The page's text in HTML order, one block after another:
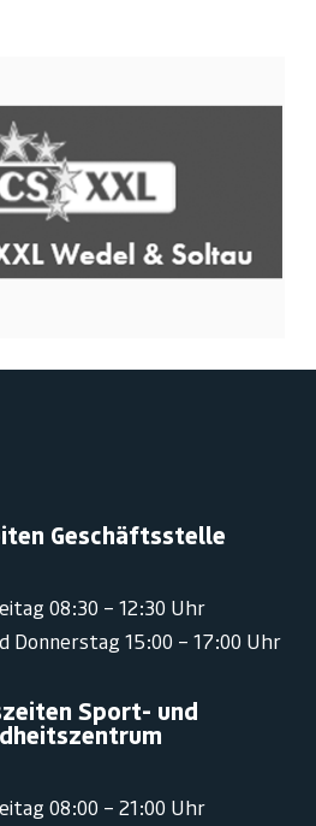
Geschäftsstelle
08:30 – 12:30 Uhr
Donnerstag 15:00 – 17:00 Uhr
Sport- und
08:00 – 21:00 Uhr